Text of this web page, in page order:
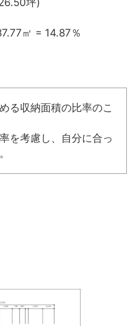
㎡ = 14.87％
る収納面積の比率のこ
を考慮し、自分に合っ